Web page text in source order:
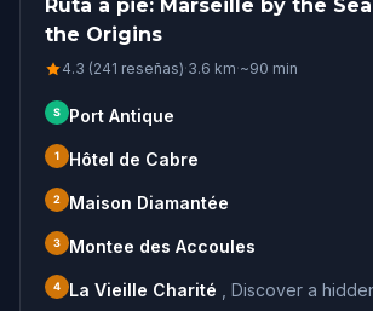
Ruta a pie: Marseille by the
the Origins
4.3 (241 reseñas)·3.6 km·~90 min
S Port Antique
1 Hôtel de Cabre
2 Maison Diamantée
3 Montee des Accoules
4 La Vieille Charité
Discover a